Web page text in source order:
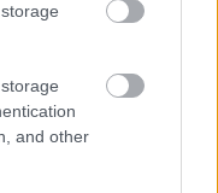
and other